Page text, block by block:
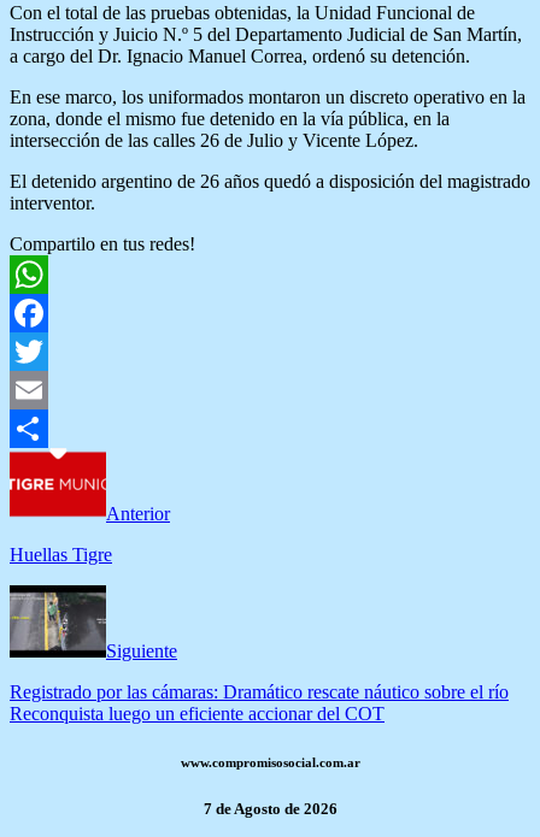
Con el total de las pruebas obtenidas, la Unidad Funcional de
Instrucción y Juicio N.º 5 del Departamento Judicial de San Martín,
a cargo del Dr. Ignacio Manuel Correa, ordenó su detención.
En ese marco, los uniformados montaron un discreto operativo en la
zona, donde el mismo fue detenido en la vía pública, en la
intersección de las calles 26 de Julio y Vicente López.
El detenido argentino de 26 años quedó a disposición del magistrado
interventor.
Compartilo en tus redes!
WhatsApp
Facebook
Twitter
Email
Compartir
Anterior
Huellas Tigre
Siguiente
Registrado por las cámaras: Dramático rescate náutico sobre el río
Reconquista luego un eficiente accionar del COT
www.compromisosocial.com.ar
7 de Agosto de 2026